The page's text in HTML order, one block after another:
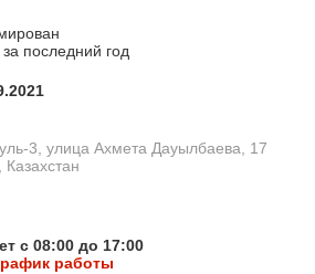
последний год
3, улица Ахмета Дауылбаева, 17
с 08:00 до 17:00
работы